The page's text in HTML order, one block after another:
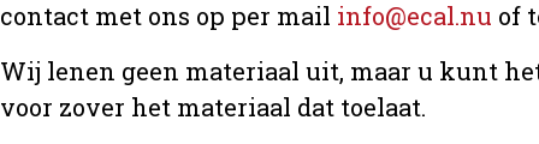
contact met ons op per mail info@ecal.nu of
Wij lenen geen materiaal uit, maar u kunt
voor zover het materiaal dat toelaat.